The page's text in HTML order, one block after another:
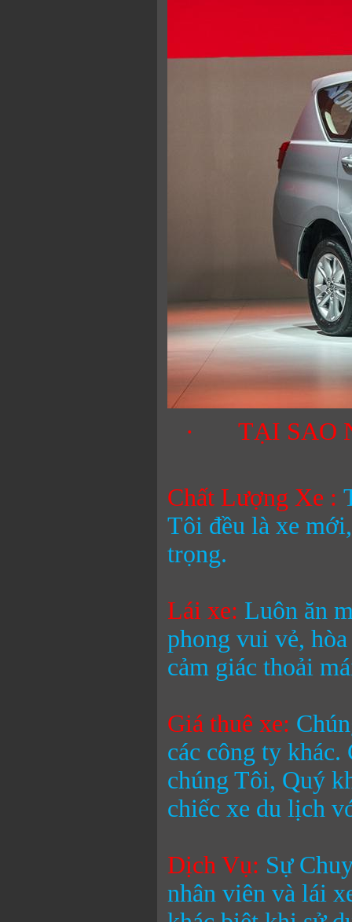
· TẠI SAO
Chất Lượng Xe :
Tôi đều là xe
trọng.
Lái xe: Luôn ăn
phong vui vẻ,
cảm giác thoải
Giá thuê xe:
các công ty
chúng Tôi, Quý
chiếc xe du lịch
Dịch Vụ: Sự
nhân viên và lái